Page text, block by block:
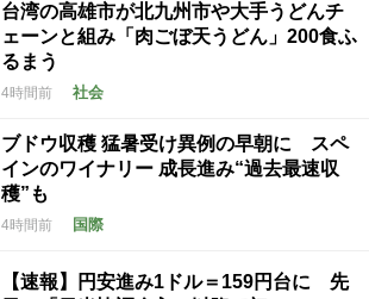
台湾の高雄市が北九州市や大手うどんチ
ェーンと組み「肉ごぼ天うどん」200食ふ
るまう
4時間前 社会
ブドウ収穫 猛暑受け異例の早朝に スペ
インのワイナリー 成長進み“過去最速収
穫”も
4時間前 国際
【速報】円安進み1ドル＝159円台に 先